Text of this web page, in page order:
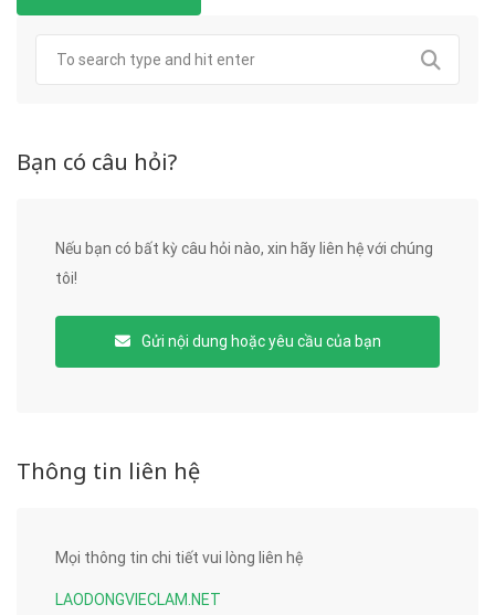
Bạn có câu hỏi?
Nếu bạn có bất kỳ câu hỏi nào, xin hãy liên hệ với chúng
tôi!
Gửi nội dung hoặc yêu cầu của bạn
Thông tin liên hệ
Mọi thông tin chi tiết vui lòng liên hệ
LAODONGVIECLAM.NET